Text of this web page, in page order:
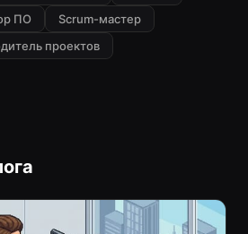
ПО
Scrum-мастер
проектов